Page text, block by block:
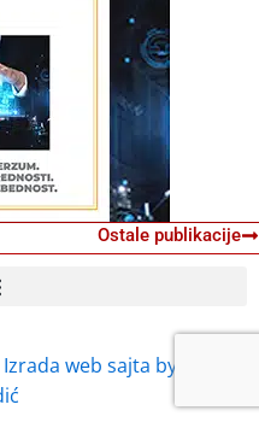
Ostale publikacije
Izrada web sajta by Petar